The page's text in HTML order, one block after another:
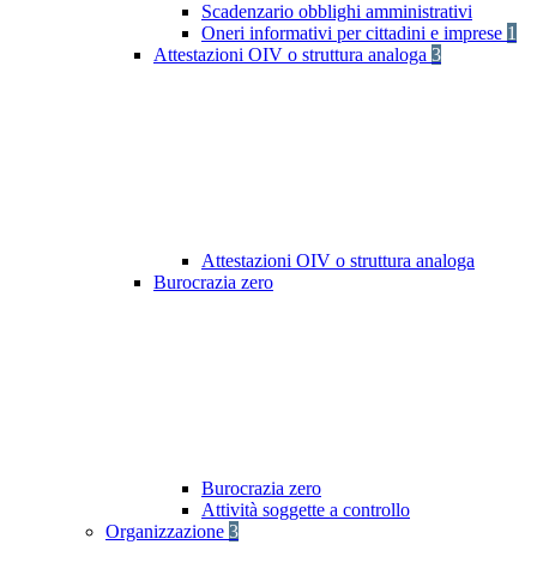
Scadenzario obblighi amministrativi
Oneri informativi per cittadini e imprese 1
Attestazioni OIV o struttura analoga 3
Attestazioni OIV o struttura analoga
Burocrazia zero
Burocrazia zero
Attività soggette a controllo
Organizzazione 3